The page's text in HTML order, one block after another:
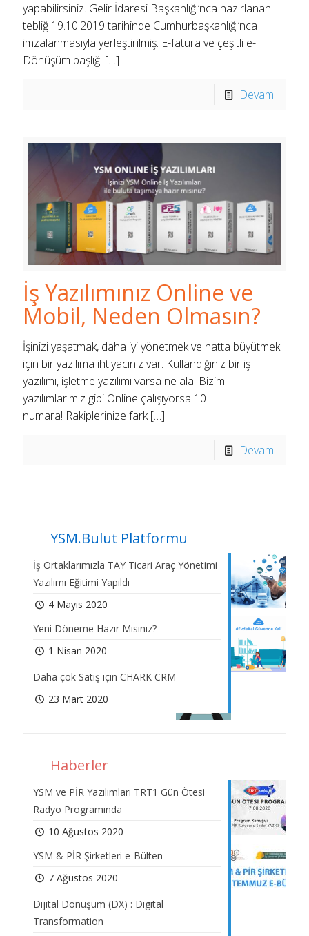
yapabilirsiniz. Gelir İdaresi Başkanlığı’nca hazırlanan
tebliğ 19.10.2019 tarihinde Cumhurbaşkanlığı’nca
imzalanmasıyla yerleştirilmiş. E-fatura ve çeşitli e-
Dönüşüm başlığı […]
Devamı
İş Yazılımınız Online ve
Mobil, Neden Olmasın?
İşinizi yaşatmak, daha iyi yönetmek ve hatta büyütmek
için bir yazılıma ihtiyacınız var. Kullandığınız bir iş
yazılımı, işletme yazılımı varsa ne ala! Bizim
yazılımlarımız gibi Online çalışıyorsa 10
numara! Rakiplerinize fark[…]
Devamı
YSM.Bulut Platformu
İş Ortaklarımızla TAY Ticari Araç Yönetimi
Yazılımı Eğitimi Yapıldı
4 Mayıs 2020
Yeni Döneme Hazır Mısınız?
1 Nisan 2020
Daha çok Satış için CHARK CRM
23 Mart 2020
Haberler
YSM ve PİR Yazılımları TRT1 Gün Ötesi
Radyo Programında
10 Ağustos 2020
YSM & PİR Şirketleri e-Bülten
7 Ağustos 2020
Dijital Dönüşüm (DX) : Digital
Transformation